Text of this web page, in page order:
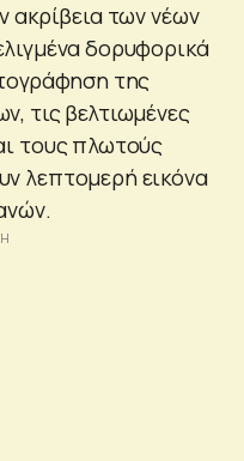
ακρίβεια των νέων
δορυφορικά
της
τις βελτιωμένες
τους πλωτούς
λεπτομερή εικόνα